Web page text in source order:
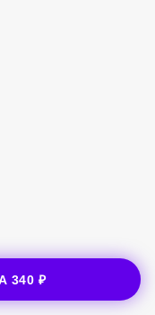
340 ₽